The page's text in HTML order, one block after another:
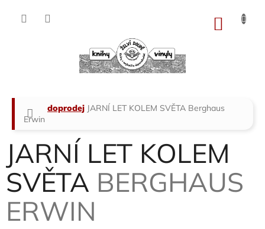
Domů
doprodej JARNÍ LET KOLEM SVĚTA Berghaus
Erwin
JARNÍ LET KOLEM
SVĚTA BERGHAUS
ERWIN